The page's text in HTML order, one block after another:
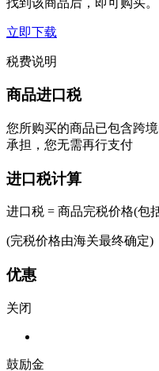
立即下载
税费说明
商品进口税
您所购买的商品已包含跨
承担，您无需再行支付
进口税计算
进口税 = 商品完税价格(包
(完税价格由海关最终确定)
优惠
关闭
鼓励金